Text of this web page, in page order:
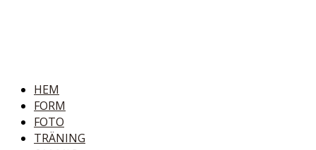
HEM
FORM
FOTO
TRÄNING